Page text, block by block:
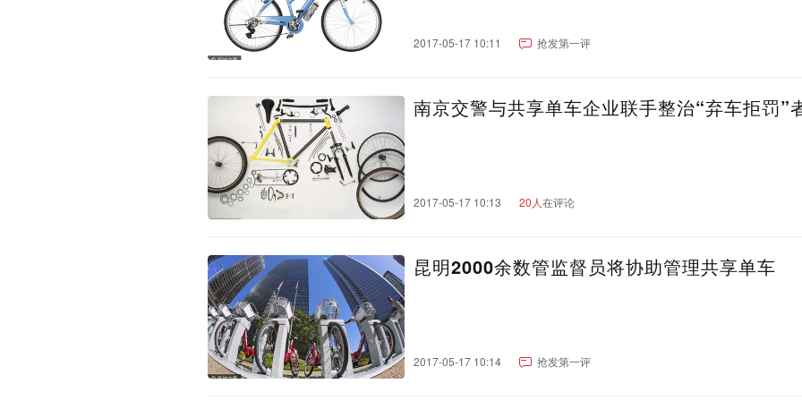
2017-05-17 10:11 抢发第一评
南京交警与共享单车企业联手整治“弃车拒罚”
2017-05-17 10:13 20人在评论
昆明2000余数管监督员将协助管理共享单车
2017-05-17 10:14 抢发第一评